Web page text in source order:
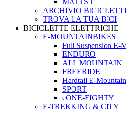
MATTS J
ARCHIVIO
TROVA LA TUA BICI
BICICLETTE ELETTRICHE
E-MOUNTAINBIKES
Full Suspension E-
ENDURO
ALL MOUNTAIN
FREERIDE
Hardtail E-
SPORT
eONE-EIGHTY
E-TREKKING & CITY